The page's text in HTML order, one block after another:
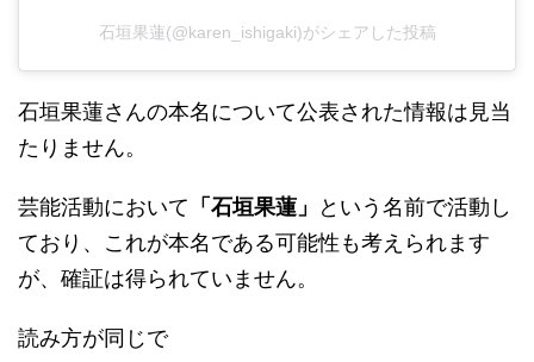
石垣果蓮(@karen_ishigaki)がシェアした投稿
石垣果蓮さんの本名について公表された情報は見当
たりません。
​芸能活動において 「石垣果蓮」
という名前で活動し
ており、これが本名である可能性も考えられます
が、確証は得られていません。​
読み方が同じで